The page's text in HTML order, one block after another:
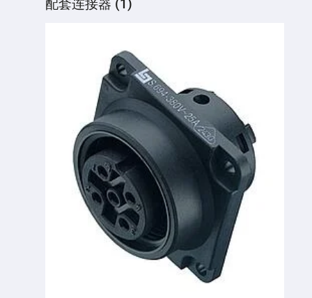
配套连接器 (1)